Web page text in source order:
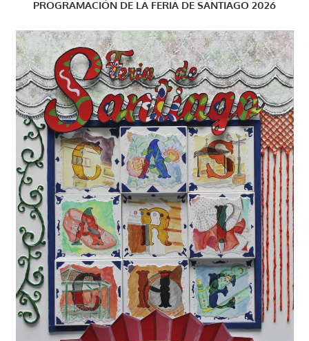
PROGRAMACIÓN DE LA FERIA DE SANTIAGO 2026